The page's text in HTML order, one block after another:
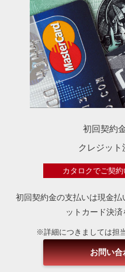
初回契約
クレジット
カタロクでご契
初回契約金の支払いは現金払
ットカード決済
※詳細につきましては担
お問い合